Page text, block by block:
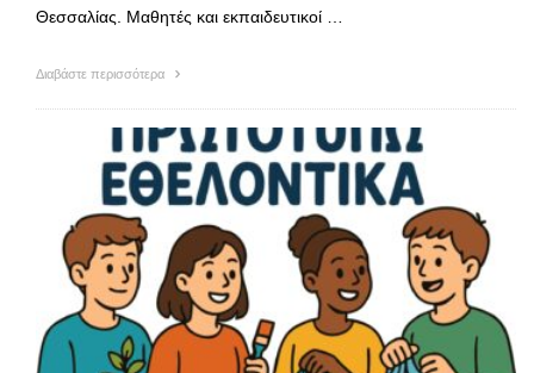
Θεσσαλίας. Μαθητές και εκπαιδευτικοί …
Διαβάστε περισσότερα